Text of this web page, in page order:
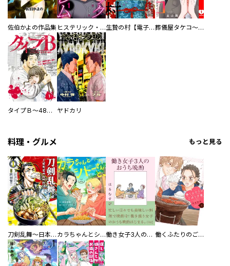
佐伯かよの作品集 ヒステリック・ハーレム～搾られる男と堕ちる女～【電子単行本版】 生贄の村【電子単行本版】 葬儀屋タケコ～あなたの最期、叶えます【電子単行本版】
タイプＢ～48時間後、致死率100％～【単話】 ヤドカリ
料理・グルメ もっと見る
刀剣乱舞～日本号つれづれ酒～ カラちゃんとシトーさんと、 【分冊版】 働き女子3人のおうち晩酌 働くふたりのごほうび飯